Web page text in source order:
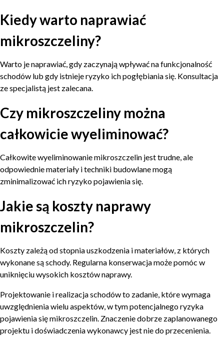
Kiedy warto naprawiać
mikroszczeliny?
Warto je naprawiać, gdy zaczynają wpływać na funkcjonalność
schodów lub gdy istnieje ryzyko ich pogłębiania się. Konsultacja
ze specjalistą jest zalecana.
Czy mikroszczeliny można
całkowicie wyeliminować?
Całkowite wyeliminowanie mikroszczelin jest trudne, ale
odpowiednie materiały i techniki budowlane mogą
zminimalizować ich ryzyko pojawienia się.
Jakie są koszty naprawy
mikroszczelin?
Koszty zależą od stopnia uszkodzenia i materiałów, z których
wykonane są schody. Regularna konserwacja może pomóc w
uniknięciu wysokich kosztów naprawy.
Projektowanie i realizacja schodów to zadanie, które wymaga
uwzględnienia wielu aspektów, w tym potencjalnego ryzyka
pojawienia się mikroszczelin. Znaczenie dobrze zaplanowanego
projektu i doświadczenia wykonawcy jest nie do przecenienia.